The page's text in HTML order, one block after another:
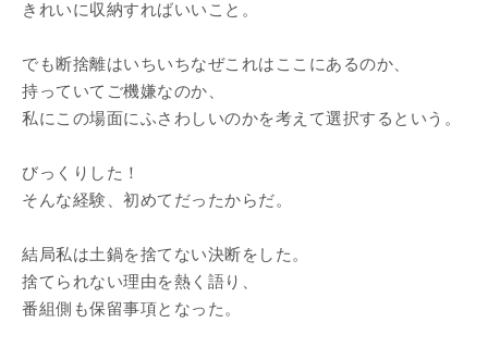
きれいに収納すればいいこと。
でも断捨離はいちいちなぜこれはここにあるのか、
持っていてご機嫌なのか、
私にこの場面にふさわしいのかを考えて選択するという。
びっくりした！
そんな経験、初めてだったからだ。
結局私は土鍋を捨てない決断をした。
捨てられない理由を熱く語り、
番組側も保留事項となった。